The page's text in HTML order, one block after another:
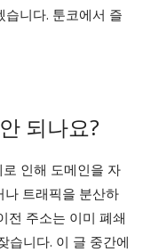
니다. 툰코에서 즐
되나요?
인해 도메인을 자
나 트래픽을 분산하
전 주소는 이미 폐쇄
습니다. 이 글 중간에